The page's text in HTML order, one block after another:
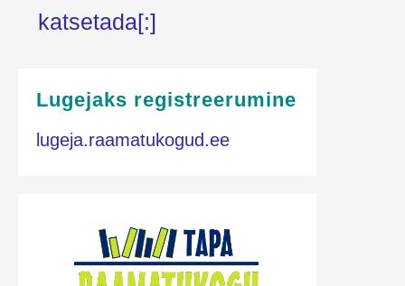
katsetada[:]
Lugejaks registreerumine
lugeja.raamatukogud.ee